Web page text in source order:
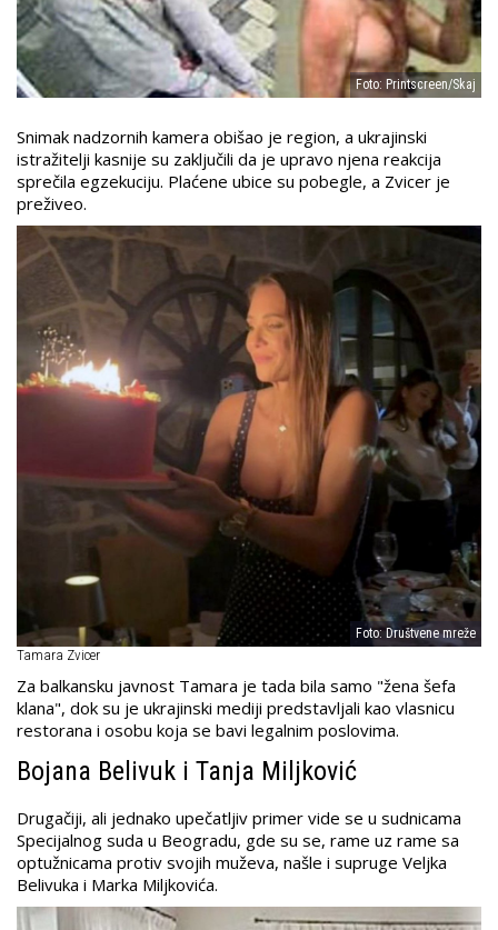
Foto: Printscreen/Skaj
Snimak nadzornih kamera obišao je region, a ukrajinski
istražitelji kasnije su zaključili da je upravo njena reakcija
sprečila egzekuciju. Plaćene ubice su pobegle, a Zvicer je
preživeo.
Foto: Društvene mreže
Tamara Zvicer
Za balkansku javnost Tamara je tada bila samo "žena šefa
klana", dok su je ukrajinski mediji predstavljali kao vlasnicu
restorana i osobu koja se bavi legalnim poslovima.
Bojana Belivuk i Tanja Miljković
Drugačiji, ali jednako upečatljiv primer vide se u sudnicama
Specijalnog suda u Beogradu, gde su se, rame uz rame sa
optužnicama protiv svojih muževa, našle i supruge Veljka
Belivuka i Marka Miljkovića.